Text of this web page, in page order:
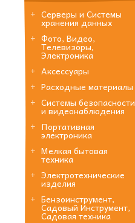
Серверы и Системы
хранения данных
Фото, Видео,
Телевизоры,
Электроника
Аксессуары
Расходные материалы
Системы безопасности
и видеонаблюдения
Портативная
электроника
Мелкая бытовая
техника
Электротехнические
изделия
Бензоинструмент,
Садовый Инструмент,
Садовая техника